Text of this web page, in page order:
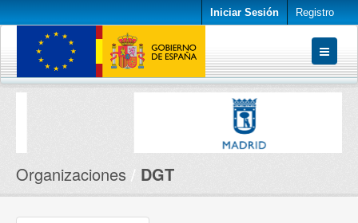
Iniciar Sesión Registro
Conjuntos de datos
Organizaciones DGT